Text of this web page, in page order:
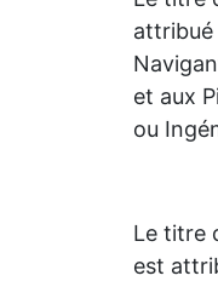
attribué
et aux
ou
Le titre
est